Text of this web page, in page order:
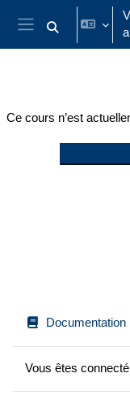
Passer au contenu
Panneau latéral
Activer/
Ce cours n’est
Vous êtes